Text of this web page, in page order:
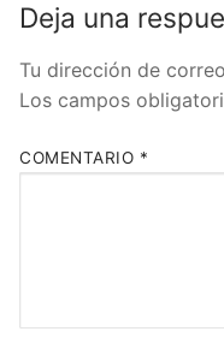
Deja una
Tu dirección de
Los campos
COMENTARIO *